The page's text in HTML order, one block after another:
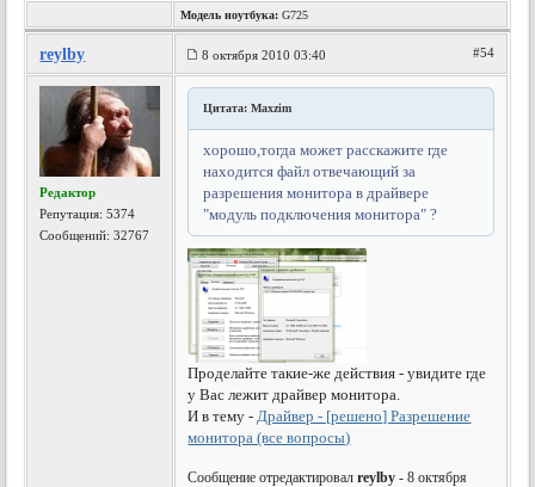
Модель ноутбука: G725
reylby 8 октября 2010 03:40 #54
Редактор
Репутация:5374
Сообщений: 32767
Цитата: Maxzim
хорошо,тогда может расскажите где
находится файл отвечающий за
разрешения монитора в драйвере
"модуль подключения монитора" ?
Проделайте такие-же действия - увидите где
у Вас лежит драйвер монитора.
И в тему -Драйвер - [решено] Разрешение
монитора (все вопросы)
Сообщение отредактировалreylby - 8 октября